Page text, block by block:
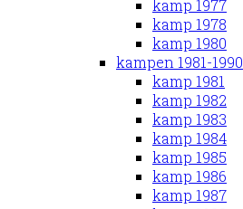
kamp 1977
kamp 1978
kamp 1980
kampen 1981-1990
kamp 1981
kamp 1982
kamp 1983
kamp 1984
kamp 1985
kamp 1986
kamp 1987